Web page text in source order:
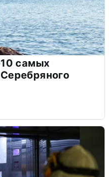
самых